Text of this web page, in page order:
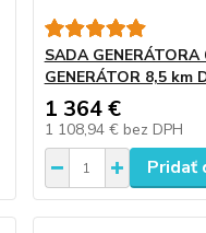
SADA
GENERÁTOR 8,5 km
1 364 €
1 108,94 € bez DPH
Pridať